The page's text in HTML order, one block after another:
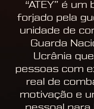
“ATEY” é um
forjado pela
unidade de
Guarda
Ucrânia
pessoas com
real de
motivação e